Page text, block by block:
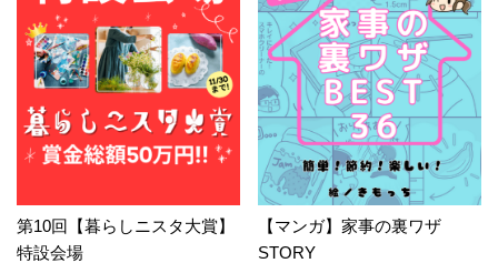
第10回【暮らしニスタ大賞】
特設会場
【マンガ】家事の裏ワザ
STORY